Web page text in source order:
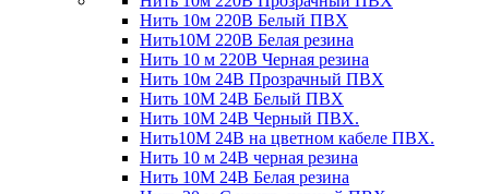
Нить 10м 220В Белый ПВХ
Нить10М 220В Белая резина
Нить 10 м 220В Черная резина
Нить 10м 24В Прозрачный ПВХ
Нить 10М 24В Белый ПВХ
Нить 10М 24В Черный ПВХ.
Нить10М 24В на цветном кабеле ПВХ.
Нить 10 м 24В черная резина
Нить 10М 24В Белая резина